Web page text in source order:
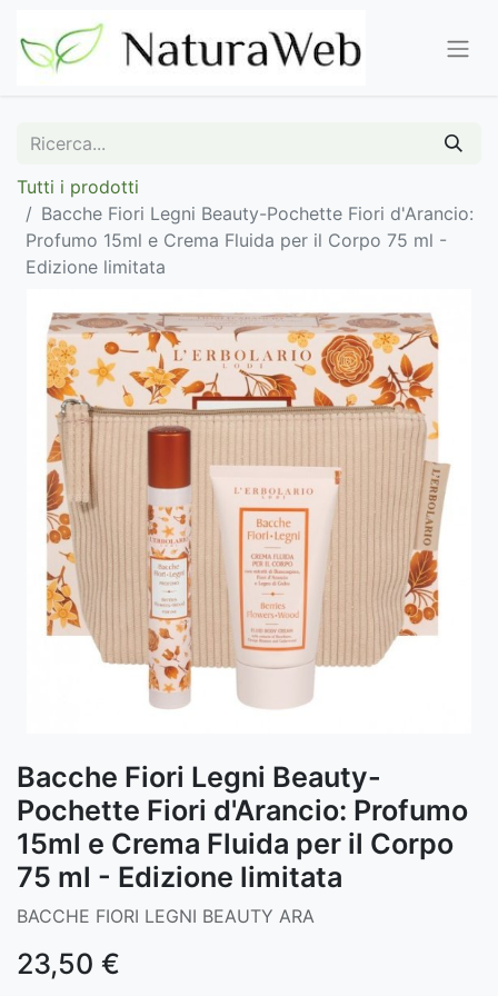
Tutti i prodotti
Bacche Fiori Legni Beauty-Pochette Fiori d'Arancio:
Profumo 15ml e Crema Fluida per il Corpo 75 ml -
Edizione limitata
Bacche Fiori Legni Beauty-
Pochette Fiori d'Arancio: Profumo
15ml e Crema Fluida per il Corpo
75 ml - Edizione limitata
BACCHE FIORI LEGNI BEAUTY ARA
23,50 €